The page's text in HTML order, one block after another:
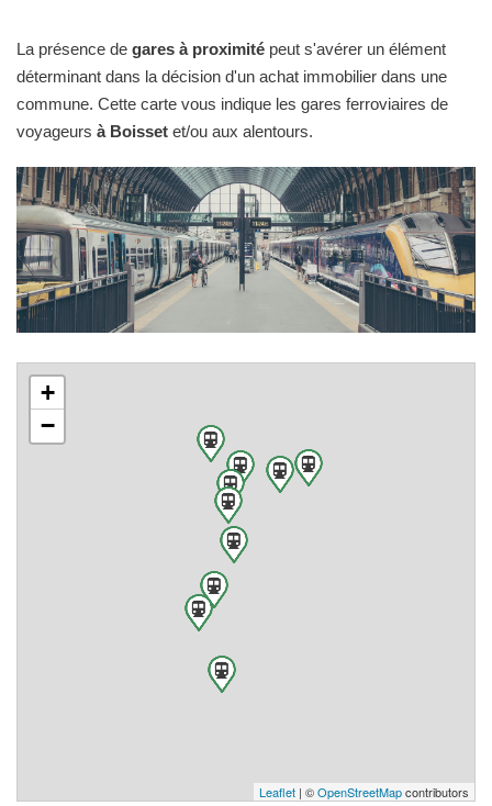
La présence de gares à proximité peut s'avérer un élément
déterminant dans la décision d'un achat immobilier dans une
commune. Cette carte vous indique les gares ferroviaires de
voyageurs à Boisset et/ou aux alentours.
+
−
Leaflet | ©OpenStreetMapcontributors